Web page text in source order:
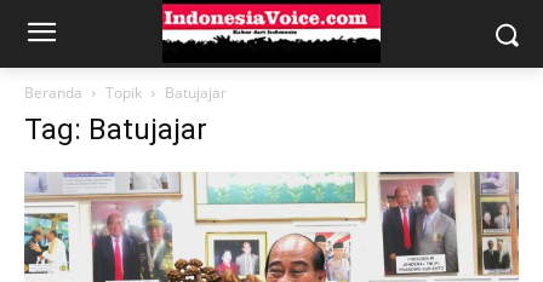
Beranda Topik Batujajar
Tag: Batujajar